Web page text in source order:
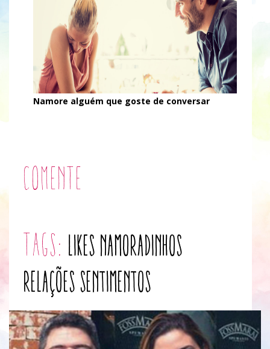
Namore alguém que goste de conversar
Comente
tags: likesnamoradinhos
relaçõessentimentos